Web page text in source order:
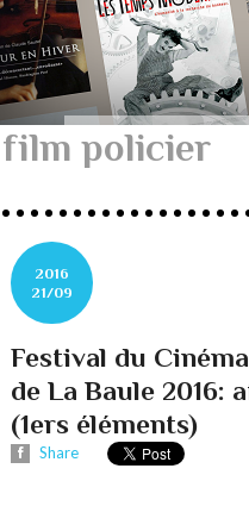
film policier
2016
21/09
Festival du
de La Baule 2016:
(1ers éléments)
Share